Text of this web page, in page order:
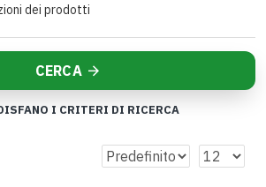
dei prodotti
CERCA
I CRITERI DI RICERCA